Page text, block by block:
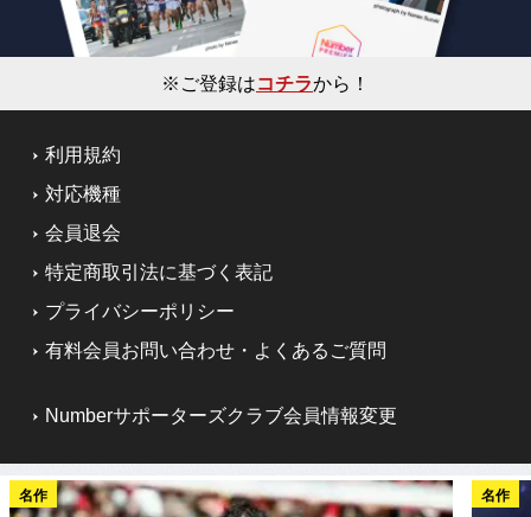
※ご登録はコチラから！
利用規約
対応機種
会員退会
特定商取引法に基づく表記
プライバシーポリシー
有料会員お問い合わせ・よくあるご質問
Numberサポーターズクラブ会員情報変更
名作 名作